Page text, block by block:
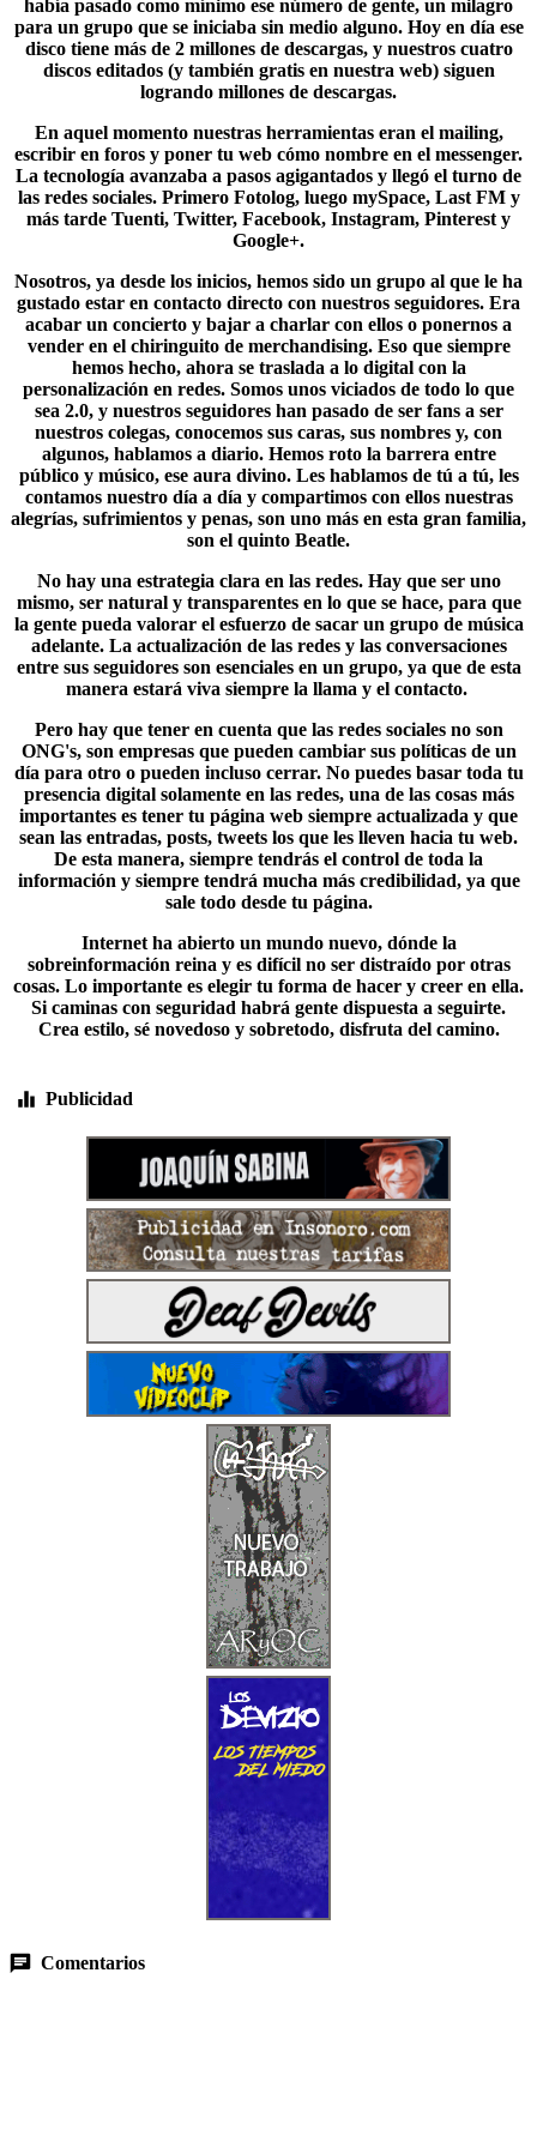
había pasado como mínimo ese número de gente, un milagro
para un grupo que se iniciaba sin medio alguno. Hoy en día ese
disco tiene más de 2 millones de descargas, y nuestros cuatro
discos editados (y también gratis en nuestra web) siguen
logrando millones de descargas.
En aquel momento nuestras herramientas eran el mailing,
escribir en foros y poner tu web cómo nombre en el messenger.
La tecnología avanzaba a pasos agigantados y llegó el turno de
las redes sociales. Primero Fotolog, luego mySpace, Last FM y
más tarde Tuenti, Twitter, Facebook, Instagram, Pinterest y
Google+.
Nosotros, ya desde los inicios, hemos sido un grupo al que le ha
gustado estar en contacto directo con nuestros seguidores. Era
acabar un concierto y bajar a charlar con ellos o ponernos a
vender en el chiringuito de merchandising. Eso que siempre
hemos hecho, ahora se traslada a lo digital con la
personalización en redes. Somos unos viciados de todo lo que
sea 2.0, y nuestros seguidores han pasado de ser fans a ser
nuestros colegas, conocemos sus caras, sus nombres y, con
algunos, hablamos a diario. Hemos roto la barrera entre
público y músico, ese aura divino. Les hablamos de tú a tú, les
contamos nuestro día a día y compartimos con ellos nuestras
alegrías, sufrimientos y penas, son uno más en esta gran familia,
son el quinto Beatle.
No hay una estrategia clara en las redes. Hay que ser uno
mismo, ser natural y transparentes en lo que se hace, para que
la gente pueda valorar el esfuerzo de sacar un grupo de música
adelante. La actualización de las redes y las conversaciones
entre sus seguidores son esenciales en un grupo, ya que de esta
manera estará viva siempre la llama y el contacto.
Pero hay que tener en cuenta que las redes sociales no son
ONG's, son empresas que pueden cambiar sus políticas de un
día para otro o pueden incluso cerrar. No puedes basar toda tu
presencia digital solamente en las redes, una de las cosas más
importantes es tener tu página web siempre actualizada y que
sean las entradas, posts, tweets los que les lleven hacia tu web.
De esta manera, siempre tendrás el control de toda la
información y siempre tendrá mucha más credibilidad, ya que
sale todo desde tu página.
Internet ha abierto un mundo nuevo, dónde la
sobreinformación reina y es difícil no ser distraído por otras
cosas. Lo importante es elegir tu forma de hacer y creer en ella.
Si caminas con seguridad habrá gente dispuesta a seguirte.
Crea estilo, sé novedoso y sobretodo, disfruta del camino.
Publicidad
Comentarios